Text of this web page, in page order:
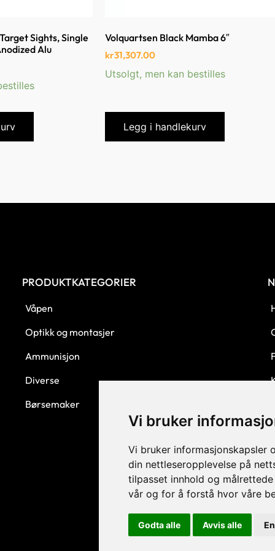
Vi bruker
Vi bruker informasjonskapsler
din nettleseropplevelse på
tilpasset innhold og
vår og for å forstå hvor våre
Godta alle Avvis alle
Sights, Single
Alu
Volquartsen Black Mamba 6″
kr31,307.00
Utsolgt, men kan bestilles
Legg i handlekurv
PRODUKTKATEGORIER
Våpen
Optikk og montasjer
Ammunisjon
Diverse
Børsemaker